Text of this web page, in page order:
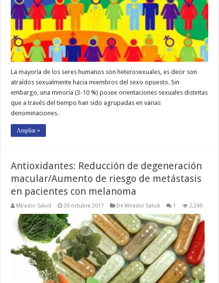
La mayoría de los seres humanos son heterosexuales, es decir son
atraídos sexualmente hacia miembros del sexo opuesto. Sin
embargo, una minoría (3-10 %) posee orientaciones sexuales distintas
que a través del tiempo han sido agrupadas en varias
denominaciones.
Ampliar »
Antioxidantes: Reducción de degeneración
macular/Aumento de riesgo de metástasis
en pacientes con melanoma
MIrador Salud 20 octubre 2017 De Mirador Salud 1 2,249